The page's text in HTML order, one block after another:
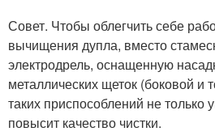
Совет. Чтобы облегчить себе
вычищения дупла, вместо
электродрель, оснащенную
металлических щеток (боковой
таких приспособлений не только
повысит качество чистки.